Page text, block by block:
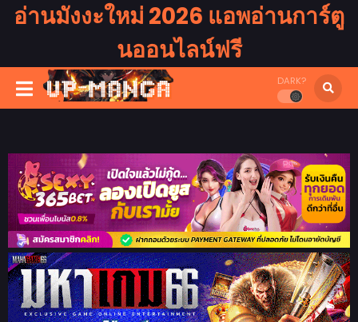
อ่านมังงะใหม่ 2026 แอพอ่านการ์ตู
นออนไลน์ฟรี
DARK?